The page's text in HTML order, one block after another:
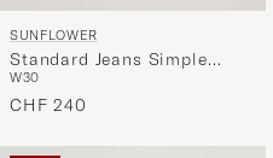
SUNFLOWER
Standard Jeans Simple
Rinse Blue
W30
CHF 240